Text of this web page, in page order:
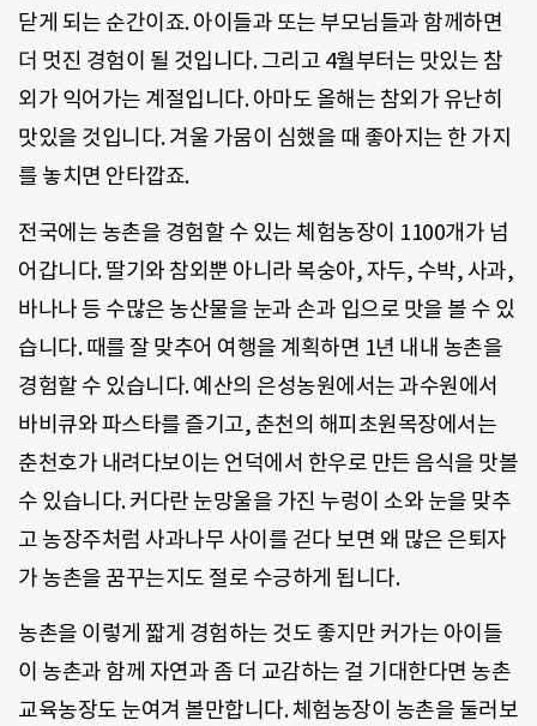
닫게 되는 순간이죠. 아이들과 또는 부모님들과 함께하면
더 멋진 경험이 될 것입니다. 그리고 4월부터는 맛있는 참
외가 익어가는 계절입니다. 아마도 올해는 참외가 유난히
맛있을 것입니다. 겨울 가뭄이 심했을 때 좋아지는 한 가지
를 놓치면 안타깝죠.
전국에는 농촌을 경험할 수 있는 체험농장이 1100개가 넘
어갑니다. 딸기와 참외뿐 아니라 복숭아, 자두, 수박, 사과,
바나나 등 수많은 농산물을 눈과 손과 입으로 맛을 볼 수 있
습니다. 때를 잘 맞추어 여행을 계획하면 1년 내내 농촌을
경험할 수 있습니다. 예산의 은성농원에서는 과수원에서
바비큐와 파스타를 즐기고, 춘천의 해피초원목장에서는
춘천호가 내려다보이는 언덕에서 한우로 만든 음식을 맛볼
수 있습니다. 커다란 눈망울을 가진 누렁이 소와 눈을 맞추
고 농장주처럼 사과나무 사이를 걷다 보면 왜 많은 은퇴자
가 농촌을 꿈꾸는지도 절로 수긍하게 됩니다.
농촌을 이렇게 짧게 경험하는 것도 좋지만 커가는 아이들
이 농촌과 함께 자연과 좀 더 교감하는 걸 기대한다면 농촌
교육농장도 눈여겨 볼만합니다. 체험농장이 농촌을 둘러보